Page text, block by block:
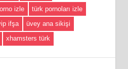
izle
türk pornoları izle
ifşa
üvey ana sikişi
xhamsters türk